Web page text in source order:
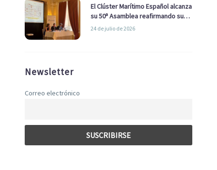
El Clúster Marítimo Español alcanza
su 50ª Asamblea reafirmando su
liderazgo en la Economía Azul
24 de julio de 2026
Newsletter
Correo electrónico